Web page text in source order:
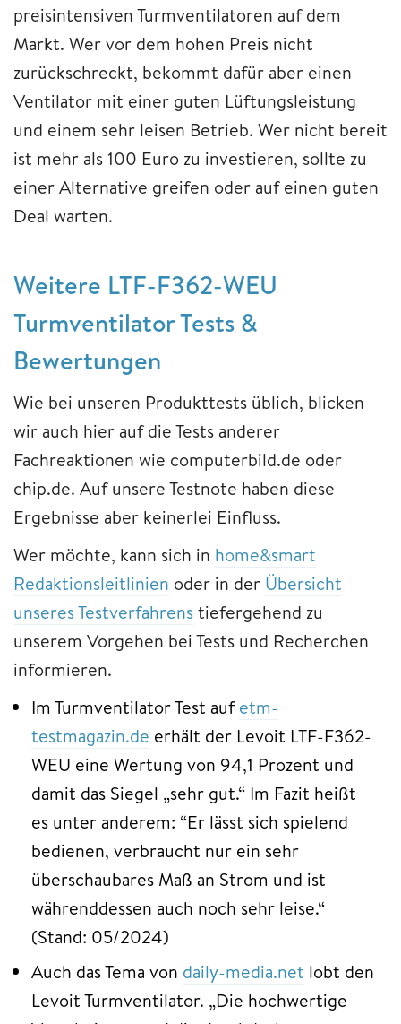
preisintensiven Turmventilatoren auf dem
Markt. Wer vor dem hohen Preis nicht
zurückschreckt, bekommt dafür aber einen
Ventilator mit einer guten Lüftungsleistung
und einem sehr leisen Betrieb. Wer nicht bereit
ist mehr als 100 Euro zu investieren, sollte zu
einer Alternative greifen oder auf einen guten
Deal warten.
Weitere LTF-F362-WEU
Turmventilator Tests &
Bewertungen
Wie bei unseren Produkttests üblich, blicken
wir auch hier auf die Tests anderer
Fachreaktionen wie computerbild.de oder
chip.de. Auf unsere Testnote haben diese
Ergebnisse aber keinerlei Einfluss.
Wer möchte, kann sich in home&smart
Redaktionsleitlinien oder in der Übersicht
unseres Testverfahrenstiefergehend zu
unserem Vorgehen bei Tests und Recherchen
informieren.
Im Turmventilator Test aufetm-
testmagazin.de erhält der Levoit LTF-F362-
WEU eine Wertung von 94,1 Prozent und
damit das Siegel „sehr gut.“ Im Fazit heißt
es unter anderem: “Er lässt sich spielend
bedienen, verbraucht nur ein sehr
überschaubares Maß an Strom und ist
währenddessen auch noch sehr leise.“
(Stand: 05/2024)
Auch das Tema von daily-media.net lobt den
Levoit Turmventilator. „Die hochwertige